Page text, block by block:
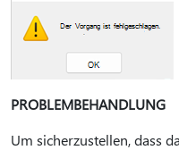
PROBLEMBEHANDLUNG
Um sicherzustellen, dass